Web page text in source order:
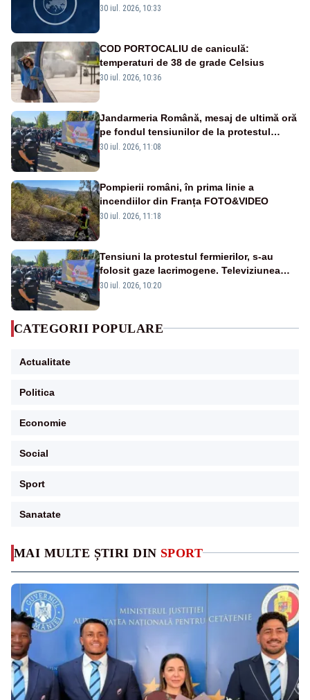
MAI MULTE ȘTIRI DIN SPORT
Mondială
30 iul. 2026, 10:33
COD PORTOCALIU de caniculă:
temperaturi de 38 de grade Celsius
30 iul. 2026, 10:36
Jandarmeria Română, mesaj de ultimă oră
pe fondul tensiunilor de la protestul
masiv al fermierilor - VIDEO
30 iul. 2026, 11:08
Pompierii români, în prima linie a
incendiilor din Franța FOTO&VIDEO
30 iul. 2026, 11:18
Tensiuni la protestul fermierilor, s-au
folosit gaze lacrimogene. Televiziunea
Poporului face apel la calm – LIVE TEXT
30 iul. 2026, 10:20
CATEGORII POPULARE
Actualitate
Politica
Economie
Social
Sport
Sanatate